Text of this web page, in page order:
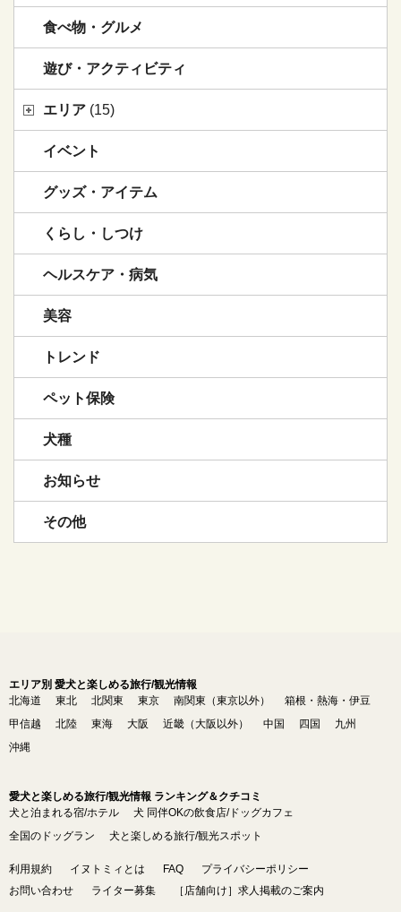
食べ物・グルメ
遊び・アクティビティ
エリア (15)
イベント
グッズ・アイテム
くらし・しつけ
ヘルスケア・病気
美容
トレンド
ペット保険
犬種
お知らせ
その他
エリア別 愛犬と楽しめる旅行/観光情報
北海道
東北 北関東 東京 南関東（東京以外）
箱根・熱海・伊豆
甲信越
北陸 東海 大阪 近畿（大阪以外） 中国 四国
九州
沖縄
愛犬と楽しめる旅行/観光情報 ランキング＆クチコミ
犬と泊まれる宿/ホテル
犬 同伴OKの飲食店/ドッグカフェ
全国のドッグラン
犬と楽しめる旅行/観光スポット
利用規約 イヌトミィとは FAQ
プライバシーポリシー
お問い合わせ
ライター募集 ［店舗向け］求人掲載のご案内